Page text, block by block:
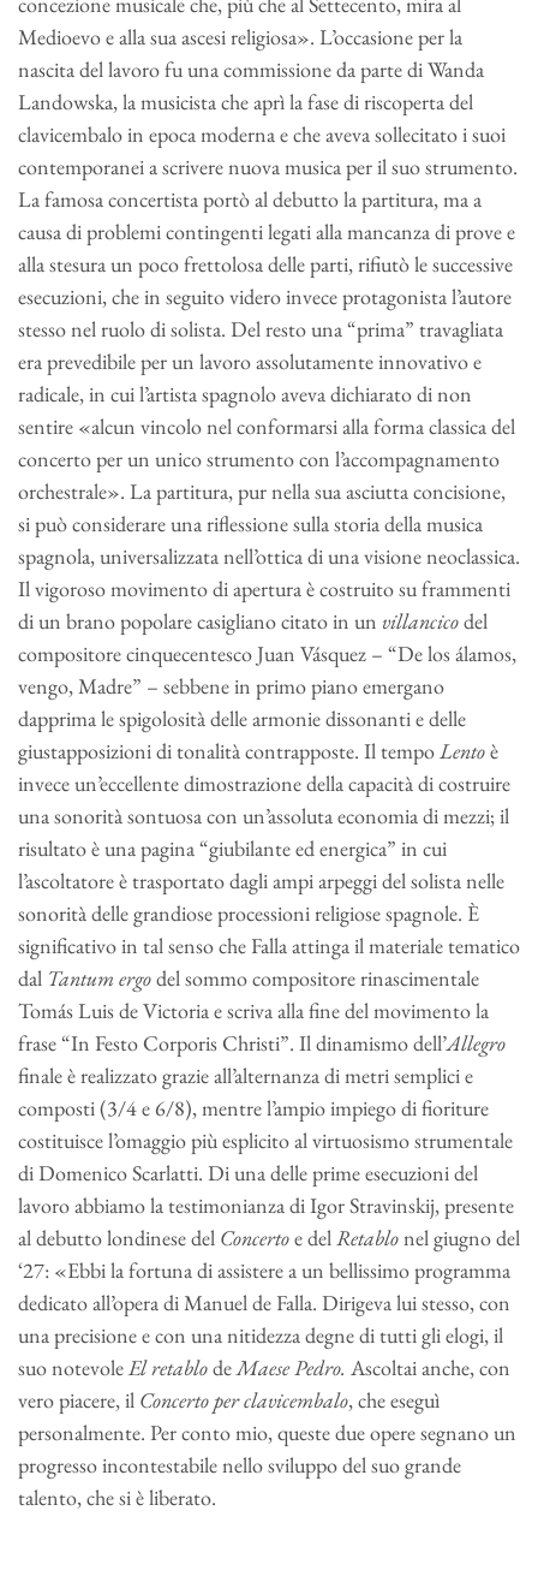
Medioevo e alla sua ascesi religiosa». L’occasione per la
nascita del lavoro fu una commissione da parte di Wanda
Landowska, la musicista che aprì la fase di riscoperta del
clavicembalo in epoca moderna e che aveva sollecitato i suoi
contemporanei a scrivere nuova musica per il suo strumento.
La famosa concertista portò al debutto la partitura, ma a
causa di problemi contingenti legati alla mancanza di prove e
alla stesura un poco frettolosa delle parti, rifiutò le successive
esecuzioni, che in seguito videro invece protagonista l’autore
stesso nel ruolo di solista. Del resto una “prima” travagliata
era prevedibile per un lavoro assolutamente innovativo e
radicale, in cui l’artista spagnolo aveva dichiarato di non
sentire «alcun vincolo nel conformarsi alla forma classica del
concerto per un unico strumento con l’accompagnamento
orchestrale». La partitura, pur nella sua asciutta concisione,
si può considerare una riflessione sulla storia della musica
spagnola, universalizzata nell’ottica di una visione neoclassica.
Il vigoroso movimento di apertura è costruito su frammenti
di un brano popolare casigliano citato in un villancicodel
compositore cinquecentesco Juan Vásquez – “De los álamos,
vengo, Madre” – sebbene in primo piano emergano
dapprima le spigolosità delle armonie dissonanti e delle
giustapposizioni di tonalità contrapposte. Il tempoLentoè
invece un’eccellente dimostrazione della capacità di costruire
una sonorità sontuosa con un’assoluta economia di mezzi; il
risultato è una pagina “giubilante ed energica” in cui
l’ascoltatore è trasportato dagli ampi arpeggi del solista nelle
sonorità delle grandiose processioni religiose spagnole. È
significativo in tal senso che Falla attinga il materiale tematico
dal Tantum ergodel sommo compositore rinascimentale
Tomás Luis de Victoria e scriva alla fine del movimento la
frase “In Festo Corporis Christi”. Il dinamismo dell’Allegro
finale è realizzato grazie all’alternanza di metri semplici e
composti (3/4 e 6/8), mentre l’ampio impiego di fioriture
costituisce l’omaggio più esplicito al virtuosismo strumentale
di Domenico Scarlatti. Di una delle prime esecuzioni del
lavoro abbiamo la testimonianza di Igor Stravinskij, presente
al debutto londinese del Concertoe delRetablonel giugno del
‘27: «Ebbi la fortuna di assistere a un bellissimo programma
dedicato all’opera di Manuel de Falla. Dirigeva lui stesso, con
una precisione e con una nitidezza degne di tutti gli elogi, il
suo notevoleEl retablodeMaese Pedro. Ascoltai anche, con
vero piacere, il Concerto per clavicembalo, che eseguì
personalmente. Per conto mio, queste due opere segnano un
progresso incontestabile nello sviluppo del suo grande
talento, che si è liberato.